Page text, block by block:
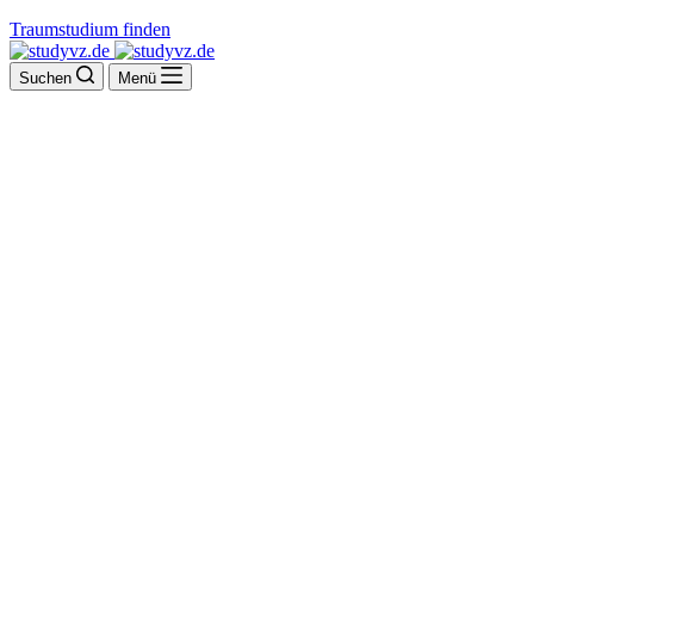
Traumstudium finden
Suchen Menü